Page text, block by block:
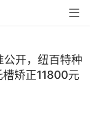
开，纽百特种
矫正11800元